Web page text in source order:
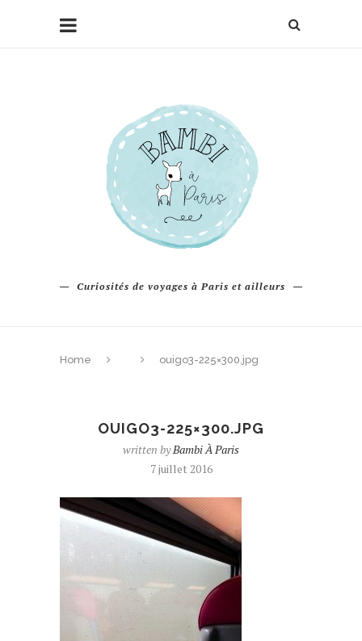
Curiosités de voyages à Paris et ailleurs
Home ouigo3-225×300.jpg
OUIGO3-225×300.JPG
written byBambi À Paris
7 juillet 2016